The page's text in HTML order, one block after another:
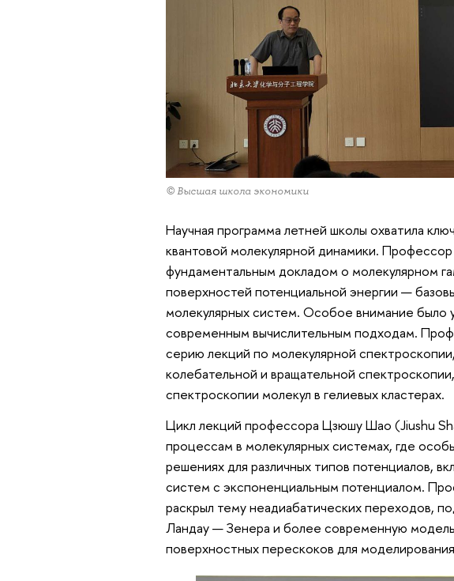
© Высшая школа экономики
Научная программа летней школы охватила
квантовой молекулярной динамики.
фундаментальным докладом о молекулярном
поверхностей потенциальной энергии —
молекулярных систем. Особое внимание
современным вычислительным подходам.
серию лекций по молекулярной
колебательной и вращательной
спектроскопии молекул в гелиевых кластерах.
Цикл лекций профессора Цзюшу Шао (Jiushu
процессам в молекулярных системах, где
решениях для различных типов потенциалов,
систем с экспоненциальным потенциалом.
раскрыл тему неадиабатических переходов,
Ландау — Зенера и более современную
поверхностных перескоков для